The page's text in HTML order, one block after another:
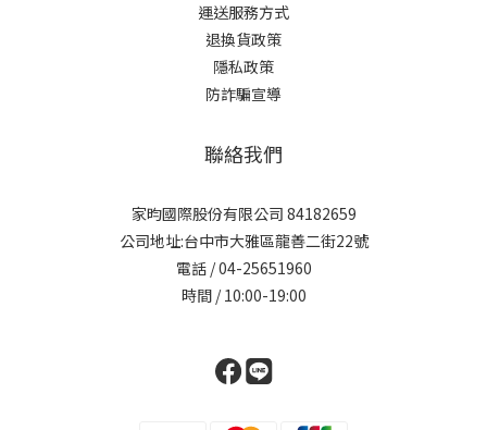
運送服務方式
退換貨政策
隱私政策
防詐騙宣導
聯絡我們
家昀國際股份有限公司 84182659
公司地址:台中市大雅區龍善二街22號
電話 / 04-25651960
時間 / 10:00-19:00